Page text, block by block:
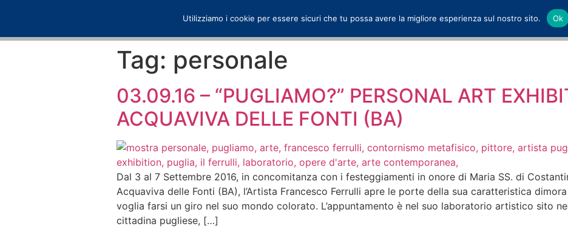
Tag: personale
03.09.16 – “PUGLIAMO?” PERSONAL ART
ACQUAVIVA DELLE FONTI (BA)
Dal 3 al 7 Settembre 2016, in concomitanza con i festeggiamenti in onore di Maria SS. di
Acquaviva delle Fonti (BA), l’Artista Francesco Ferrulli apre le porte della sua caratteristica
voglia farsi un giro nel suo mondo colorato. L’appuntamento è nel suo laboratorio artistico sito
cittadina pugliese, […]
Utilizziamo i cookie per essere sicuri che tu possa avere la migliore esperienza sul nostro sito. Ok